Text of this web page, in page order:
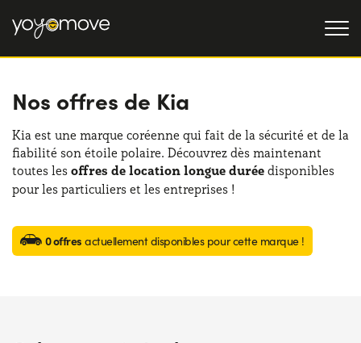
OFFRE LLD
Professionnel
LLD OCCASION
QUI NOUS SOMMES
Notre histoire
Travailler avec nous
NOS AVANTAGES
Nos offres de Kia
Kia est une marque coréenne qui fait de la sécurité et de la
fiabilité son étoile polaire. Découvrez dès maintenant
toutes les offres de location longue durée disponibles
pour les particuliers et les entreprises !
0 offres actuellement disponibles pour cette marque !